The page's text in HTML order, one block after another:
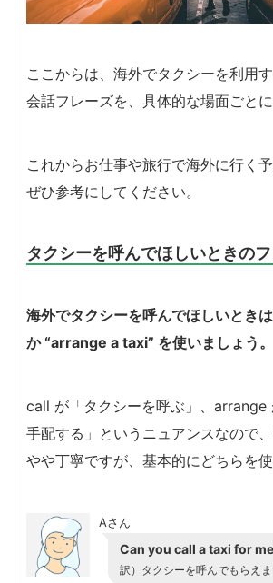
ここからは、海外でタクシーを利用
会話フレーズを、具体的な場面ごとに
これからお仕事や旅行で海外に行く予
ぜひ参考にしてください。
タクシーを呼んでほしいときの
海外でタクシーを呼んでほしいとき
か “arrange a taxi” を使いましょう。
call が「タクシーを呼ぶ」、arrange
手配する」というニュアンスなので
やや丁寧ですが、基本的にどちらを使
Aさん
Can you call a taxi for
訳）タクシーを呼んでもらえま